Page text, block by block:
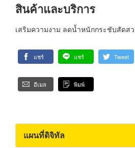
สินค้าและบริการ
เสริมความงาม ลดน้ำหนักกระชับสัด
แชร์ แชร์ Tweet
อีเมล พิมพ์
แผนที่ดิจิทัล